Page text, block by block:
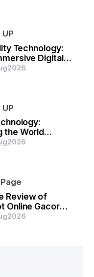
Technology:
Digital
2026
the World
Innovation
2026
Review of
Online Gacor
2026